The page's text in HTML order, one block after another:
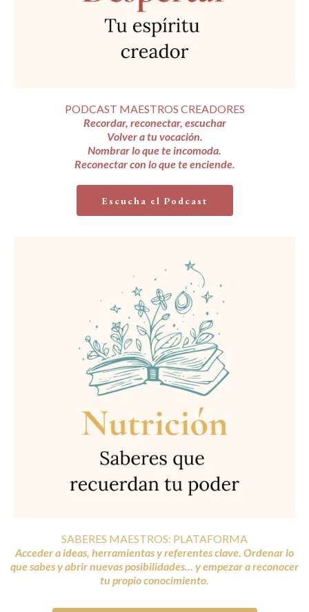
PODCAST MAESTROS CREADORES
Recordar, reconectar, escuchar
Volver a tu vocación.
Nombrar lo que te incomoda.
Reconectar con lo que te enciende.
Escucha el Podcast
SABERES MAESTROS: PLATAFORMA
Acceder a ideas, herramientas y referentes clave. Ordenar lo
que sabes y abrir nuevas posibilidades... y empezar a reconocer
tu propio conocimiento.